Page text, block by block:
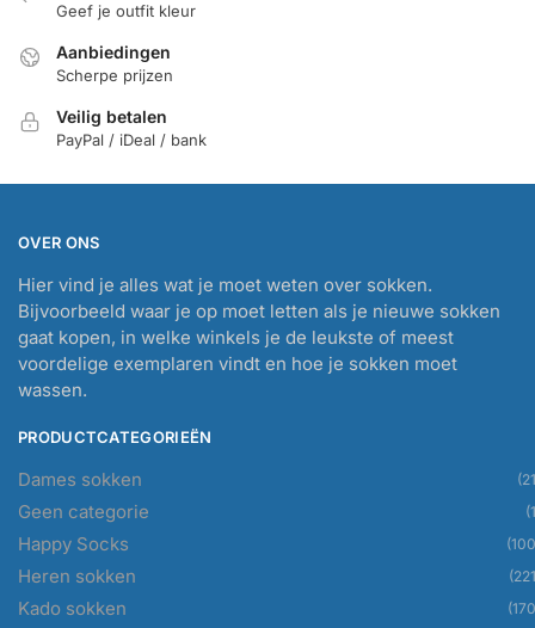
Geef je outfit kleur
Aanbiedingen
Scherpe prijzen
Veilig betalen
PayPal / iDeal / bank
OVER ONS
Hier vind je alles wat je moet weten over sokken.
Bijvoorbeeld waar je op moet letten als je nieuwe sokken
gaat kopen, in welke winkels je de leukste of meest
voordelige exemplaren vindt en hoe je sokken moet
wassen.
PRODUCTCATEGORIEËN
Dames sokken
Geen categorie
Happy Socks
Heren sokken
Kado sokken